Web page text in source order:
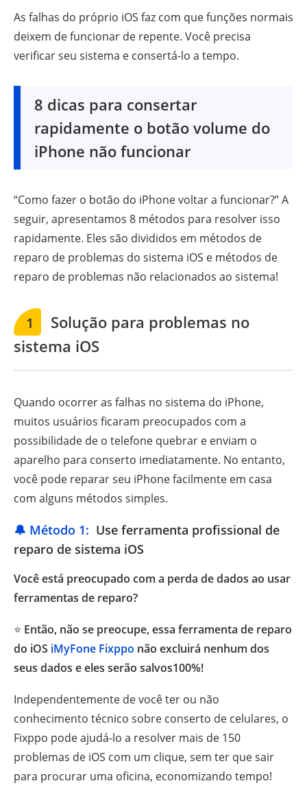
As falhas do próprio iOS faz com que funções normais
deixem de funcionar de repente. Você precisa
verificar seu sistema e consertá-lo a tempo.
8 dicas para consertar
rapidamente o botão volume do
iPhone não funcionar
“Como fazer o botão do iPhone voltar a funcionar?” A
seguir, apresentamos 8 métodos para resolver isso
rapidamente. Eles são divididos em métodos de
reparo de problemas do sistema iOS e métodos de
reparo de problemas não relacionados ao sistema!
1
Solução para problemas no
sistema iOS
Quando ocorrer as falhas no sistema do iPhone,
muitos usuários ficaram preocupados com a
possibilidade de o telefone quebrar e enviam o
aparelho para conserto imediatamente. No entanto,
você pode reparar seu iPhone facilmente em casa
com alguns métodos simples.
🔔 Método 1: Use ferramenta profissional de
reparo de sistema iOS
Você está preocupado com a perda de dados ao usar
ferramentas de reparo?
⭐ Então, não se preocupe, essa ferramenta de reparo
do iOS iMyFone Fixppo não excluirá nenhum dos
seus dados e eles serão salvos100%!
Independentemente de você ter ou não
conhecimento técnico sobre conserto de celulares, o
Fixppo pode ajudá-lo a resolver mais de 150
problemas de iOS com um clique, sem ter que sair
para procurar uma oficina, economizando tempo!